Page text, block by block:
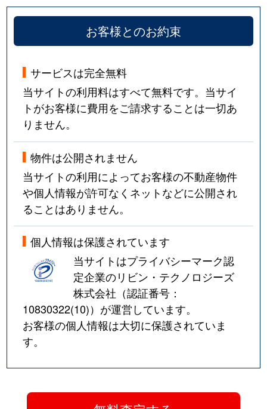
お客様とのお約束
サービスは完全無料
当サイトの利用料はすべて無料です。当サイ
トがお客様に費用をご請求することは一切あ
りません。
物件は公開されません
当サイトの利用によってお客様の不動産物件
や個人情報が許可なくネットなどに公開され
ることはありません。
個人情報は保護されています
当サイトはプライバシーマーク認
定企業のリビン・テクノロジーズ
株式会社（認証番号：
10830322(10)）が運営しています。
お客様の個人情報は大切に保護されていま
す。